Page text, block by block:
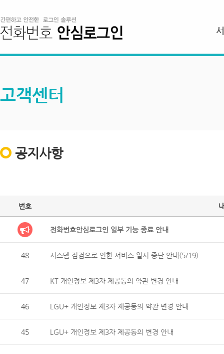
고객센터
공지사항
번호
전화번호안심로그인 일부 기능 종료 안내
48 시스템 점검으로 인한 서비스 일시 중단 안내(5/19)
47 KT 개인정보 제3자 제공동의 약관 변경 안내
46 LGU+ 개인정보 제3자 제공동의 약관 변경 안내
45 LGU+ 개인정보 제3자 제공동의 변경 안내